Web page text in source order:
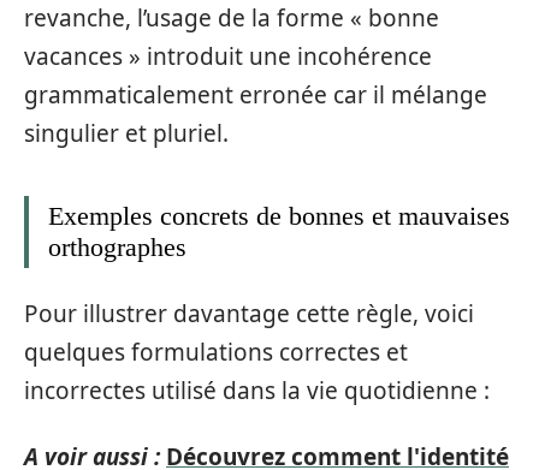
revanche, l’usage de la forme « bonne
vacances » introduit une incohérence
grammaticalement erronée car il mélange
singulier et pluriel.
Exemples concrets de bonnes et mauvaises
orthographes
Pour illustrer davantage cette règle, voici
quelques formulations correctes et
incorrectes utilisé dans la vie quotidienne :
A voir aussi : Découvrez comment l'identité